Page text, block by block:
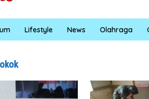
Lifestyle News Olahraga